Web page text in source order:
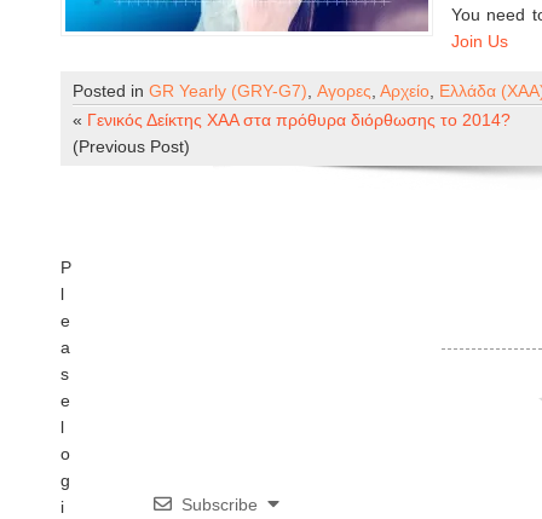
You need
Join Us
Posted in GR Yearly (GRY-G7) Αγορες Αρχείο Ελλάδα
« Γενικός Δείκτης ΧΑΑ στα πρόθυρα διόρθωσης το 2014?
(Previous Post)
P
l
e
a
s
e
l
o
g
i
Subscribe